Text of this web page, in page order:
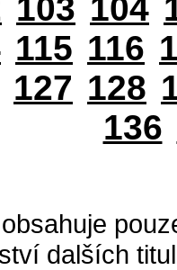
103 104
115 116
127 128
136
dalších